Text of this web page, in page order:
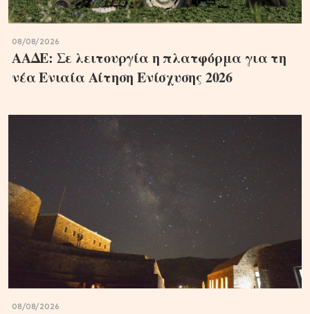
08/08/2026
ΑΑΔΕ: Σε λειτουργία η πλατφόρμα για τη
νέα Ενιαία Αίτηση Ενίσχυσης 2026
08/08/2026